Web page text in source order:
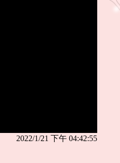
2022/1/21 下午 04:42:55